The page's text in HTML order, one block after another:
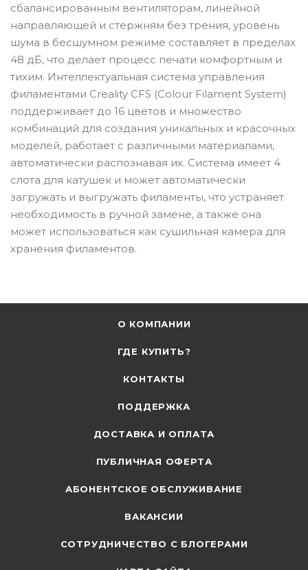
сбалансированным вентиляторам, линейной
направляющей и стержням без трения, уровень
шума в бесшумном режиме составляет в пределах
48 дБ, что делает процесс печати комфортным и
тихим. Интеллектуальная система управления
филаментами Creality CFS (Colour Filament System)
поддерживает до 16 цветов и множество
комбинаций для создания уникальных и красочных
моделей, работает с различными материалами,
автоматически распознавая их. Система имеет 4
слота для катушек и может автоматически
загружать и выгружать филаменты, что устраняет
необходимость в ручной замене, а также она
может использоваться как сушильная камера для
хранения филаментов.
О КОМПАНИИ
ГДЕ КУПИТЬ?
КОНТАКТЫ
ПОДДЕРЖКА
ДОСТАВКА И ОПЛАТА
ПУБЛИЧНАЯ ОФЕРТА
АБОНЕНТСКОЕ ОБСЛУЖИВАНИЕ
ВАКАНСИИ
СОТРУДНИЧЕСТВО С БЛОГЕРАМИ